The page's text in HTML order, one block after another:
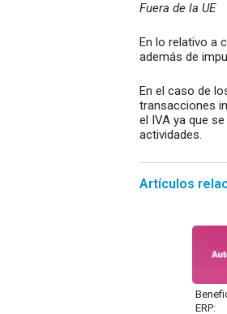
Fuera de la UE
En lo relativo a
además de
En el caso de
transacciones
el IVA ya que
actividades.
Artículos
ERP: